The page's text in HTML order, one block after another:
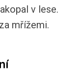
v lese.
mřížemi.